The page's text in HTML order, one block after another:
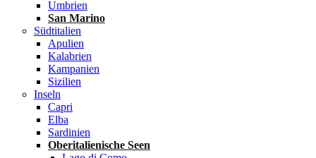
Umbrien
San Marino
Südtitalien
Apulien
Kalabrien
Kampanien
Sizilien
Inseln
Capri
Elba
Sardinien
Oberitalienische Seen